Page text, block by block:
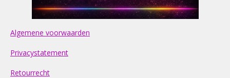
Algemene voorwaarden
Privacystatement
Retourrecht